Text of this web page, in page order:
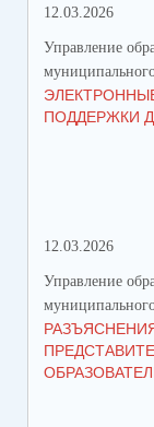
12.03.2026
Управление
ПОДДЕРЖКИ
12.03.2026
Управление